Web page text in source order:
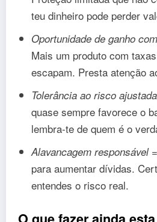
teu dinheiro pode perder
Oportunidade de ganho
Mais um produto com
escapam. Presta atenção
Tolerância ao risco ajustada
quase sempre favorece o
lembra-te de quem é o
Alavancagem responsável
para aumentar dívidas.
entendes o risco real.